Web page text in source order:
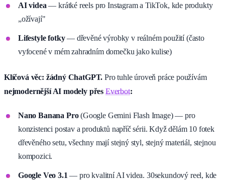
AI videa — krátké reels pro Instagram a TikTok, kde produkty
„ožívají"
Lifestyle fotky— dřevěné výrobky v reálném použití (často
vyfocené v mém zahradním domečku jako kulise)
Klíčová věc: žádný ChatGPT. Pro tuhle úroveň práce používám
nejmodernější AI modely přes Everbot:
Nano Banana Pro(Google Gemini Flash Image) — pro
konzistenci postav a produktů napříč sérii. Když dělám 10 fotek
dřevěného setu, všechny mají stejný styl, stejný materiál, stejnou
kompozici.
Google Veo 3.1 — pro kvalitní AI videa. 30sekundový reel, kde